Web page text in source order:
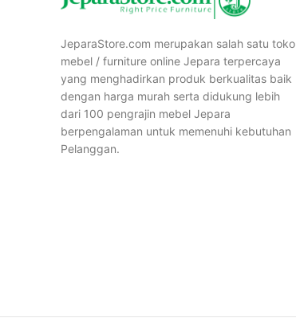
JeparaStore.com merupakan salah satu toko
mebel / furniture online Jepara terpercaya
yang menghadirkan produk berkualitas baik
dengan harga murah serta didukung lebih
dari 100 pengrajin mebel Jepara
berpengalaman untuk memenuhi kebutuhan
Pelanggan.